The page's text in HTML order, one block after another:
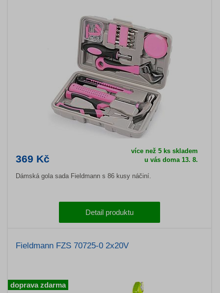
369 Kč
více než 5 ks skladem
u vás doma 13. 8.
Dámská gola sada Fieldmann s 86 kusy náčiní.
Detail produktu
Fieldmann FZS 70725-0 2x20V
doprava zdarma